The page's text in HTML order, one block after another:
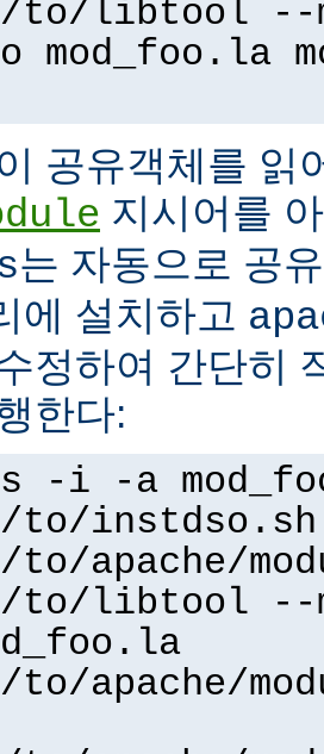
to/libtool --
공유객체를 읽
지시어를
는 자동으로 공
에 설치하고
정하여 간단히
한다:
-i -a
to/instdso.sh
apache/
to/libtool --
to/apache/